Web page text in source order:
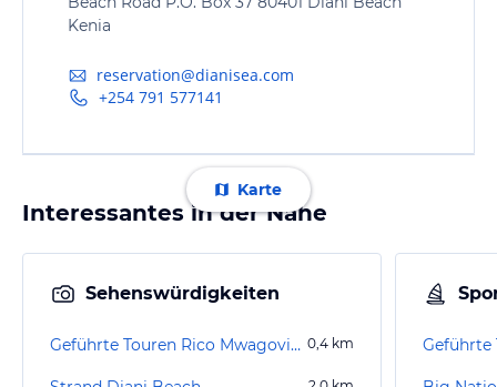
Kenia
reservation@dianisea.com
+254 791 577141
Karte
Interessantes in der Nähe
Sehenswürdigkeiten
Geführte Touren Rico Mwagovi African Tours Safaris 0,4 km